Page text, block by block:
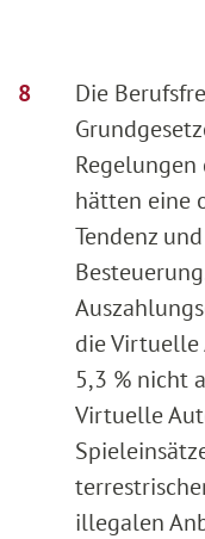
Die
Regelungen
hätten eine
Tendenz
die Virtuelle
5,3 % nicht
Virtuelle
illegalen